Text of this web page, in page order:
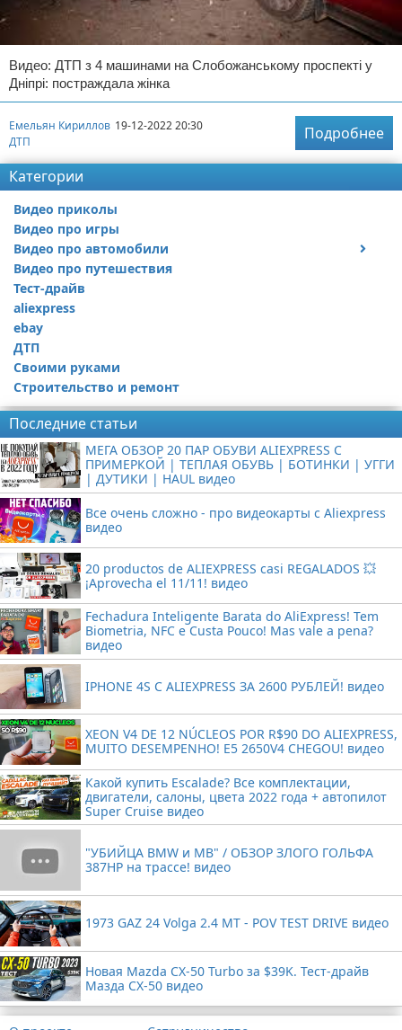
Видео: ДТП з 4 машинами на Слобожанському проспекті у
Дніпрі: постраждала жінка
Емельян Кириллов 19-12-2022 20:30
ДТП
Подробнее
Категории
Видео приколы
Видео про игры
Видео про автомобили
Ремонт автомобиля
Видео про путешествия
Тест-драйв
aliexpress
ebay
ДТП
Своими руками
Строительство и ремонт
Последние статьи
МЕГА ОБЗОР 20 ПАР ОБУВИ ALIEXPRESS С
ПРИМЕРКОЙ | ТЕПЛАЯ ОБУВЬ | БОТИНКИ | УГГИ
| ДУТИКИ | HAUL видео
Все очень сложно - про видеокарты с Aliexpress
видео
20 productos de ALIEXPRESS casi REGALADOS 💥
¡Aprovecha el 11/11! видео
Fechadura Inteligente Barata do AliExpress! Tem
Biometria, NFC e Custa Pouco! Mas vale a pena?
видео
IPHONE 4S С ALIEXPRESS ЗА 2600 РУБЛЕЙ! видео
XEON V4 DE 12 NÚCLEOS POR R$90 DO ALIEXPRESS,
MUITO DESEMPENHO! E5 2650V4 CHEGOU! видео
Какой купить Escalade? Все комплектации,
двигатели, салоны, цвета 2022 года + автопилот
Super Cruise видео
"УБИЙЦА BMW и MB" / ОБЗОР ЗЛОГО ГОЛЬФА
387HP на трассе! видео
1973 GAZ 24 Volga 2.4 MT - POV TEST DRIVE видео
Новая Mazda CX-50 Turbo за $39K. Тест-драйв
Мазда CX-50 видео